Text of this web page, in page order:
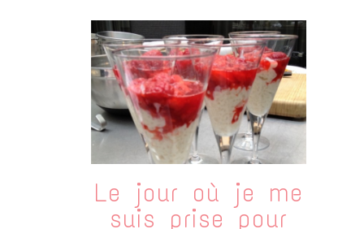
Le jour où je me
suis prise pour